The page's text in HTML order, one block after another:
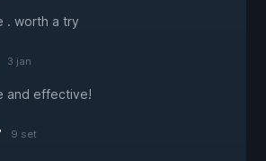
. worth a try
3 jan
and effective!
9 set